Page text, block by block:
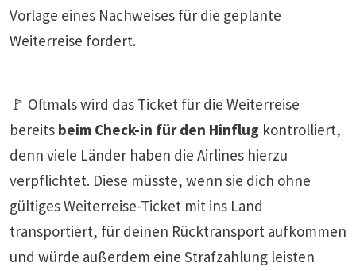
Vorlage eines Nachweises für die geplante
Weiterreise fordert.
🚩 Oftmals wird das Ticket für die Weiterreise
bereits beim Check-in für den Hinflug kontrolliert,
denn viele Länder haben die Airlines hierzu
verpflichtet. Diese müsste, wenn sie dich ohne
gültiges Weiterreise-Ticket mit ins Land
transportiert, für deinen Rücktransport aufkommen
und würde außerdem eine Strafzahlung leisten